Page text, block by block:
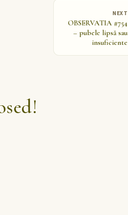
NEXT
OBSERVATIA #754
– pubele lipsă sau
insuficiente